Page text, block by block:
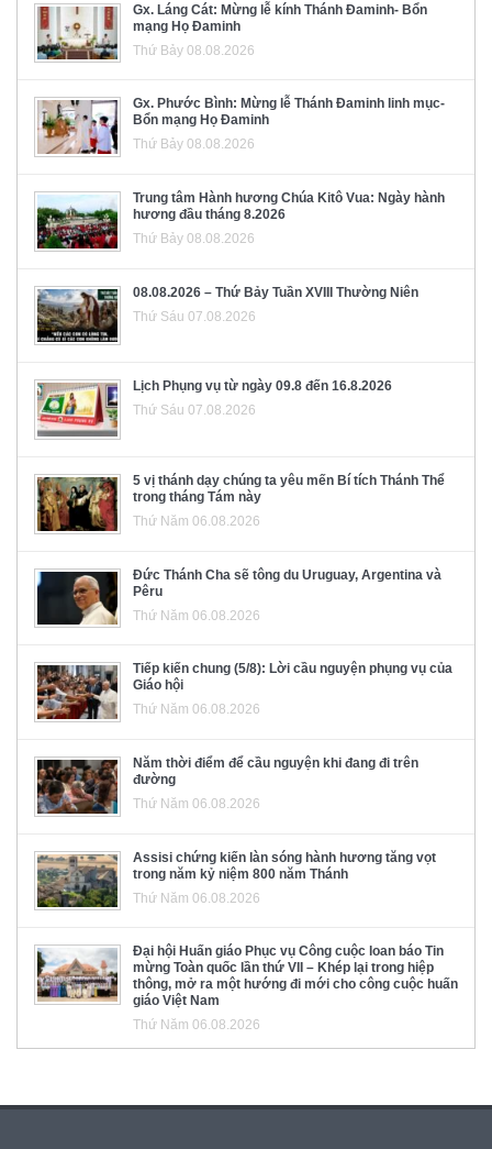
Gx. Láng Cát: Mừng lễ kính Thánh Đaminh- Bổn
mạng Họ Đaminh
Thứ Bảy 08.08.2026
Gx. Phước Bình: Mừng lễ Thánh Đaminh linh mục-
Bổn mạng Họ Đaminh
Thứ Bảy 08.08.2026
Trung tâm Hành hương Chúa Kitô Vua: Ngày hành
hương đầu tháng 8.2026
Thứ Bảy 08.08.2026
08.08.2026 – Thứ Bảy Tuần XVIII Thường Niên
Thứ Sáu 07.08.2026
Lịch Phụng vụ từ ngày 09.8 đến 16.8.2026
Thứ Sáu 07.08.2026
5 vị thánh dạy chúng ta yêu mến Bí tích Thánh Thể
trong tháng Tám này
Thứ Năm 06.08.2026
Đức Thánh Cha sẽ tông du Uruguay, Argentina và
Pêru
Thứ Năm 06.08.2026
Tiếp kiến chung (5/8): Lời cầu nguyện phụng vụ của
Giáo hội
Thứ Năm 06.08.2026
Năm thời điểm để cầu nguyện khi đang đi trên
đường
Thứ Năm 06.08.2026
Assisi chứng kiến làn sóng hành hương tăng vọt
trong năm kỷ niệm 800 năm Thánh
Thứ Năm 06.08.2026
Đại hội Huấn giáo Phục vụ Công cuộc loan báo Tin
mừng Toàn quốc lần thứ VII – Khép lại trong hiệp
thông, mở ra một hướng đi mới cho công cuộc huấn
giáo Việt Nam
Thứ Năm 06.08.2026